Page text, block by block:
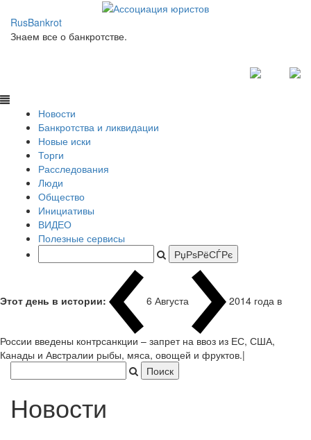
RusBankrot
Знаем все о банкротстве.
Новости
Банкротства и ликвидации
Новые иски
Торги
Расследования
Люди
Общество
Инициативы
ВИДЕО
Полезные сервисы
Этот день в истории: 6 Августа 2014 года в
России введены контрсанкции – запрет на ввоз из ЕС, США,
Канады и Австралии рыбы, мяса, овощей и фруктов.|
Новости